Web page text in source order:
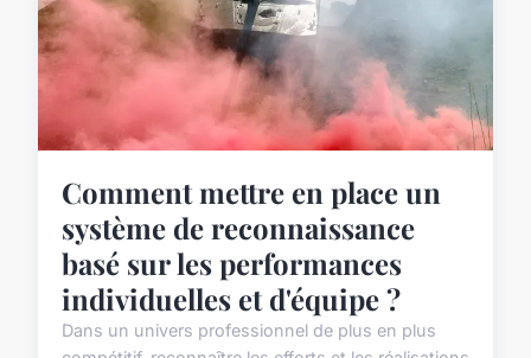
Comment mettre en place un
système de reconnaissance
basé sur les performances
individuelles et d'équipe ?
Dans un univers professionnel de plus en plus